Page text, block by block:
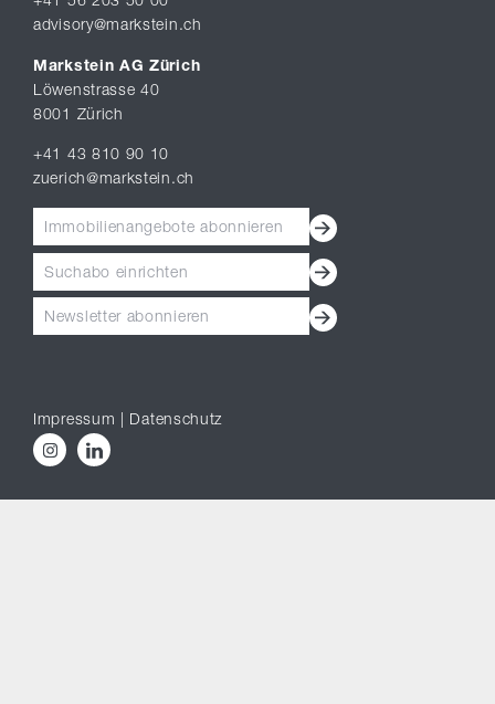
advisory@markstein.ch
Markstein AG Zürich
Löwenstrasse 40
8001 Zürich
+41 43 810 90 10
zuerich@markstein.ch
Immobilienangebote abonnieren
Suchabo einrichten
Newsletter abonnieren
Impressum Datenschutz